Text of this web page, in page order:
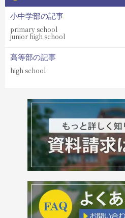
小中学部の記事
primary school
junior high school
高等部の記事
high school